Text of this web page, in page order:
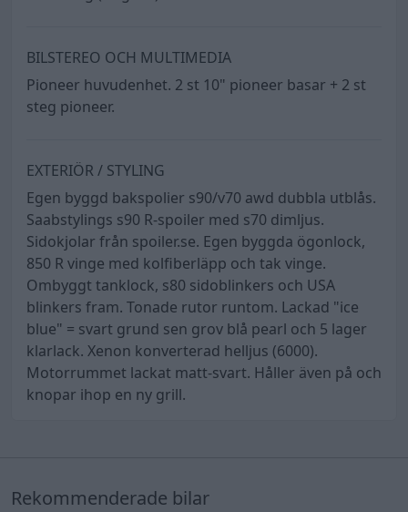
BILSTEREO OCH MULTIMEDIA
Pioneer huvudenhet. 2 st 10" pioneer basar + 2 st
steg pioneer.
EXTERIÖR / STYLING
Egen byggd bakspolier s90/v70 awd dubbla utblås.
Saabstylings s90 R-spoiler med s70 dimljus.
Sidokjolar från spoiler.se. Egen byggda ögonlock,
850 R vinge med kolfiberläpp och tak vinge.
Ombyggt tanklock, s80 sidoblinkers och USA
blinkers fram. Tonade rutor runtom. Lackad "ice
blue" = svart grund sen grov blå pearl och 5 lager
klarlack. Xenon konverterad helljus (6000).
Motorrummet lackat matt-svart. Håller även på och
knopar ihop en ny grill.
Rekommenderade bilar